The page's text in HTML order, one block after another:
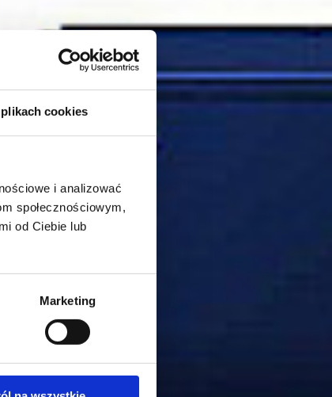
cookies
i analizować
społecznościowym,
od Ciebie lub
Marketing